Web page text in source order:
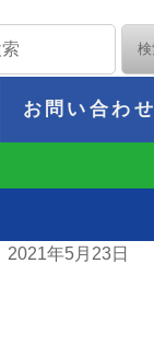
お問い合わせ
2021年5月23日